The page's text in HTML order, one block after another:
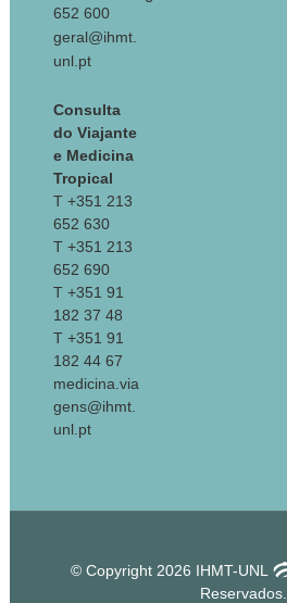
652 600
geral@ihmt.
unl.pt
Consulta
do Viajante
e Medicina
Tropical
T +351 213
652 630
T +351 213
652 690
T +351 91
182 37 48
T +351 91
182 44 67
medicina.via
gens@ihmt.
unl.pt
© Copyright 2026 IHMT-UNL
Reservados.